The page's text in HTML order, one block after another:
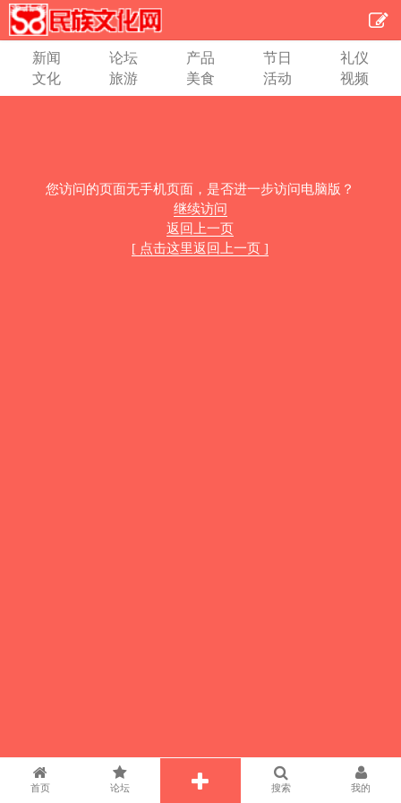
新闻 论坛 产品 节日
礼仪
文化
旅游 美食 活动 视频
您访问的页面无手机页面，是否进一步访问电脑版？
继续访问
返回上一页
[ 点击这里返回上一页 ]
首页 论坛 搜索 我的